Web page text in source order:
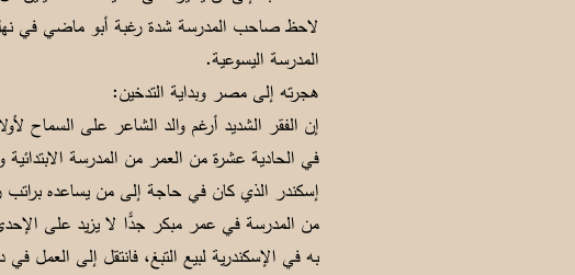
المدرسة اليسوعية.
هجرته إلى مصر وبداية التدخين:
إن الفقر الشديد أرغم والد الشاعر على السماح
في الحادية عشرة من العمر من المدرسة
إسكندر الذي كان في حاجة إلى من يساعده
به في الإسكندرية لبيع التبغ، فانتقل إلى العمل